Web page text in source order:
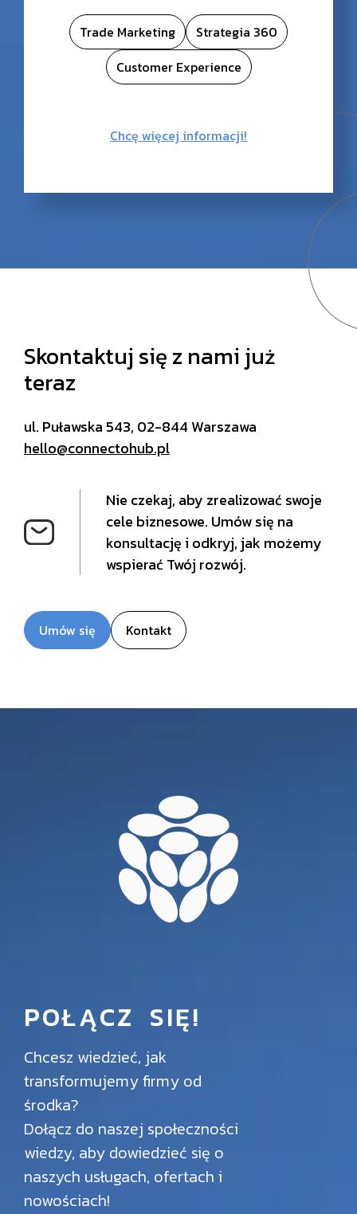
Trade Marketing
Strategia 360
Customer Experience
Chcę więcej informacji!
Skontaktuj się z nami już
teraz
ul. Puławska 543, 02-844 Warszawa
hello@connectohub.pl
Nie czekaj, aby zrealizować swoje
cele biznesowe. Umów się na
konsultację i odkryj, jak możemy
wspierać Twój rozwój.
Umów się Kontakt
POŁĄCZ SIĘ!
Chcesz wiedzieć, jak
transformujemy firmy od
środka?
Dołącz do naszej społeczności
wiedzy, aby dowiedzieć się o
naszych usługach, ofertach i
nowościach!